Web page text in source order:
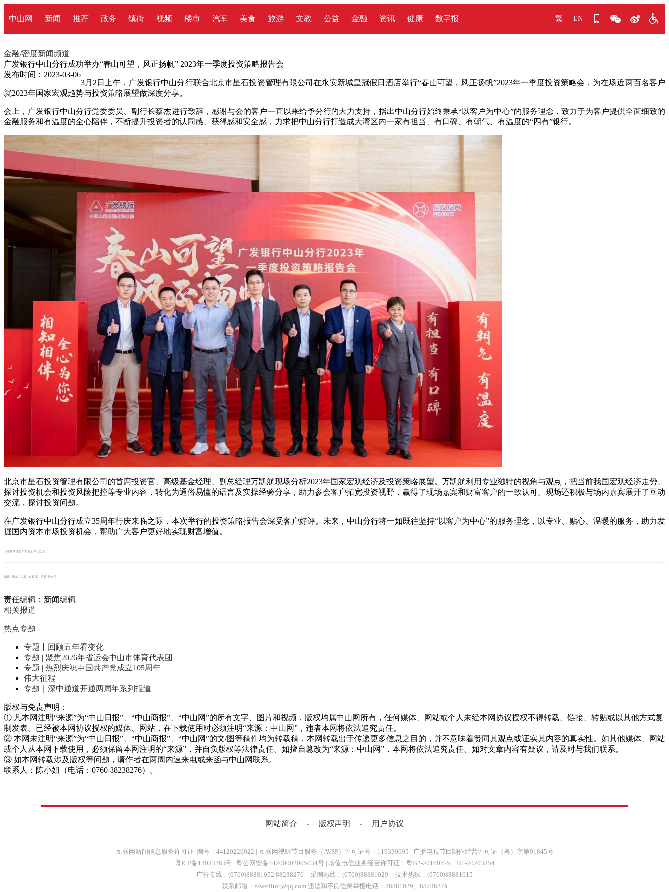
中山网 新闻 推荐 政务 镇街 视频 楼市 汽车 美食 旅游 文教 公益 金融 资讯 健康 数字报 繁 EN
金融/密度新闻频道
广发银行中山分行成功举办“春山可望，风正扬帆” 2023年一季度投资策略报告会
发布时间：2023-03-06
3月2日上午，广发银行中山分行联合北京市星石投资管理有限公司在永安新城皇冠假日酒店举行“春山可望，风正扬帆”2023年一季度投资策略会，为在场近两百名客户
就2023年国家宏观趋势与投资策略展望做深度分享。
会上，广发银行中山分行党委委员、副行长蔡杰进行致辞，感谢与会的客户一直以来给予分行的大力支持，指出中山分行始终秉承“以客户为中心”的服务理念，致力于为客户提供全面细致的
金融服务和有温度的全心陪伴，不断提升投资者的认同感、获得感和安全感，力求把中山分行打造成大湾区内一家有担当、有口碑、有朝气、有温度的“四有”银行。
北京市星石投资管理有限公司的首席投资官、高级基金经理、副总经理万凯航现场分析2023年国家宏观经济及投资策略展望。万凯航利用专业独特的视角与观点，把当前我国宏观经济走势、
探讨投资机会和投资风险把控等专业内容，转化为通俗易懂的语言及实操经验分享，助力参会客户拓宽投资视野，赢得了现场嘉宾和财富客户的一致认可。现场还积极与场内嘉宾展开了互动
交流，探讨投资问题。
在广发银行中山分行成立35周年行庆来临之际，本次举行的投资策略报告会深受客户好评。未来，中山分行将一如既往坚持“以客户为中心”的服务理念，以专业、贴心、温暖的服务，助力发
掘国内资本市场投资机会，帮助广大客户更好地实现财富增值。
【素材来源】广发银行中山分行
编辑 徐璇 二审 肖良津 三审 赖友生
责任编辑：新闻编辑
相关报道
热点专题
专题丨回顾五年看变化
专题 | 聚焦2026年省运会中山市体育代表团
专题 | 热烈庆祝中国共产党成立105周年
伟大征程
专题｜深中通道开通两周年系列报道
版权与免责声明：
① 凡本网注明“来源”为“中山日报”、“中山商报”、“中山网”的所有文字、图片和视频，版权均属中山网所有，任何媒体、网站或个人未经本网协议授权不得转载、链接、转贴或以其他方式复
制发表。已经被本网协议授权的媒体、网站，在下载使用时必须注明“来源：中山网”，违者本网将依法追究责任。
② 本网未注明“来源”为“中山日报”、“中山商报”、“中山网”的文/图等稿件均为转载稿，本网转载出于传递更多信息之目的，并不意味着赞同其观点或证实其内容的真实性。如其他媒体、网站
或个人从本网下载使用，必须保留本网注明的“来源”，并自负版权等法律责任。如擅自篡改为“来源：中山网”，本网将依法追究责任。如对文章内容有疑议，请及时与我们联系。
③ 如本网转载涉及版权等问题，请作者在两周内速来电或来函与中山网联系。
联系人：陈小姐（电话：0760-88238276）。
网站简介 - 版权声明 - 用户协议
互联网新闻信息服务许可证 编号：44120220022 | 互联网视听节目服务（AVSP）许可证号：119330005 | 广播电视节目制作经营许可证（粤）字第01845号
粤ICP备13033288号| 粤公网安备44200002005034号| 增值电信业务经营许可证： 粤B2-20160575、 B1-20203854
广告专线：(0760)88881052 88238276 采编热线：(0760)88881029 技术热线：(0760)88881015
联系邮箱：zsweditor@qq.com 违法和不良信息举报电话：88881029、88238276